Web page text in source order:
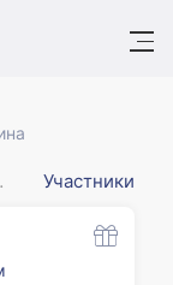
Участники